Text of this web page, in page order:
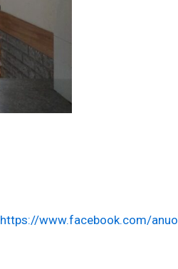
https://www.facebook.com/